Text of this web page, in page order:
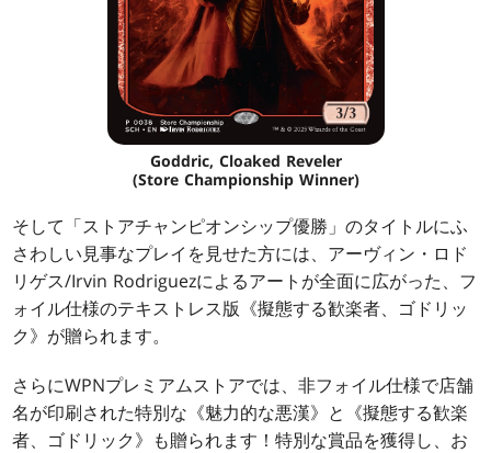
Goddric, Cloaked Reveler
(Store Championship Winner)
そして「ストアチャンピオンシップ優勝」のタイトルにふ
さわしい見事なプレイを見せた方には、アーヴィン・ロド
リゲス/Irvin Rodriguezによるアートが全面に広がった、フ
ォイル仕様のテキストレス版《擬態する歓楽者、ゴドリッ
ク》が贈られます。
さらにWPNプレミアムストアでは、非フォイル仕様で店舗
名が印刷された特別な《魅力的な悪漢》と《擬態する歓楽
者、ゴドリック》も贈られます！特別な賞品を獲得し、お